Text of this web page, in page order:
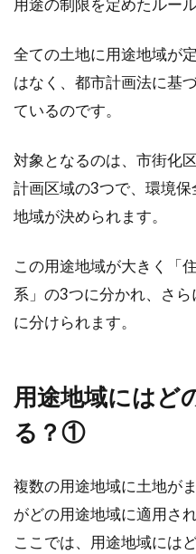
1LDK
メリッ
になった
ょう。...
登記の
が変
安と費
1LDKで
用途の制限を定めたルー
全ての土地に用途地域が
はなく、都市計画法に基
ているのです。
対象となるのは、市街化
計画区域の3つで、環境
地域が決められます。
この用途地域が大きく「
系」の3つに分かれ、さ
に分けられます。
用途地域にはど
る？①
複数の用途地域に土地が
がどの用途地域に適用さ
ここでは、用途地域には